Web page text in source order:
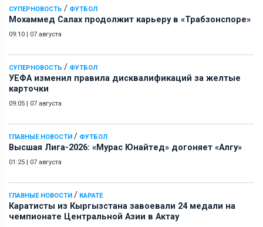
СУПЕРНОВОСТЬ / ФУТБОЛ
Мохаммед Салах продолжит карьеру в «Трабзонспоре»
09:10 07 августа
СУПЕРНОВОСТЬ / ФУТБОЛ
УЕФА изменил правила дисквалификаций за желтые
карточки
09:05 07 августа
ГЛАВНЫЕ НОВОСТИ / ФУТБОЛ
Высшая Лига-2026: «Мурас Юнайтед» догоняет «Алгу»
01:25 07 августа
ГЛАВНЫЕ НОВОСТИ / КАРАТЕ
Каратисты из Кыргызстана завоевали 24 медали на
чемпионате Центральной Азии в Актау